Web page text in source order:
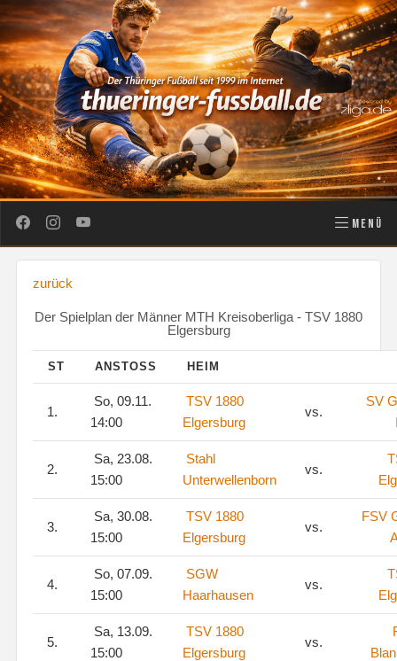
MENÜ
zurück
Der Spielplan der Männer MTH Kreisoberliga - TSV 1880
Elgersburg
ST ANSTOSS HEIM
1.
So, 09.11.
14:00
TSV 1880
Elgersburg
vs.
SV
2.
Sa, 23.08.
15:00
Stahl
Unterwellenborn
vs.
3.
Sa, 30.08.
15:00
TSV 1880
Elgersburg
vs.
FSV
4.
So, 07.09.
15:00
SGW
Haarhausen
vs.
5.
Sa, 13.09.
15:00
TSV 1880
Elgersburg
vs.